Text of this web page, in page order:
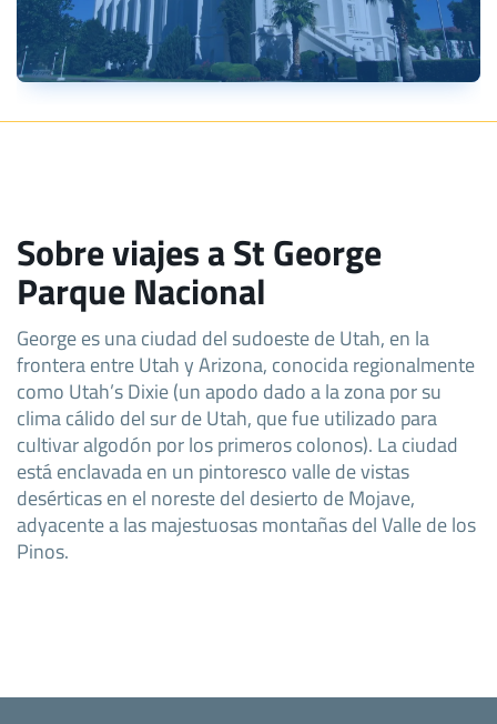
Sobre viajes a St George
Parque Nacional
George es una ciudad del sudoeste de Utah, en la
frontera entre Utah y Arizona, conocida regionalmente
como Utah’s Dixie (un apodo dado a la zona por su
clima cálido del sur de Utah, que fue utilizado para
cultivar algodón por los primeros colonos). La ciudad
está enclavada en un pintoresco valle de vistas
desérticas en el noreste del desierto de Mojave,
adyacente a las majestuosas montañas del Valle de los
Pinos.